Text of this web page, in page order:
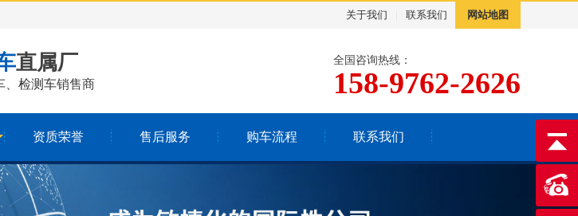
关于我们 联系我们 网站地图
直属厂
检测车销售商
全国咨询热线：
158-9762-2626
资质荣誉 售后服务 购车流程 联系我们